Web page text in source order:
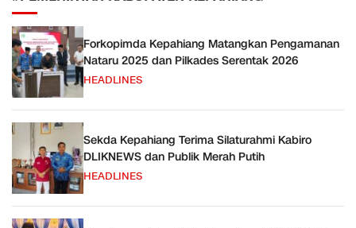
Forkopimda Kepahiang Matangkan Pengamanan
Nataru 2025 dan Pilkades Serentak 2026
HEADLINES
Sekda Kepahiang Terima Silaturahmi Kabiro
DLIKNEWS dan Publik Merah Putih
HEADLINES